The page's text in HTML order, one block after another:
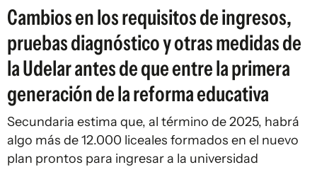
Cambios en los requisitos de ingresos,
pruebas diagnóstico y otras medidas de
la Udelar antes de que entre la primera
generación de la reforma educativa
Secundaria estima que, al término de 2025, habrá
algo más de 12.000 liceales formados en el nuevo
plan prontos para ingresar a la universidad